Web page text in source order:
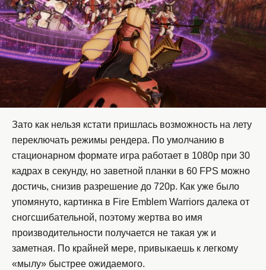
Зато как нельзя кстати пришлась возможность на лету
переключать режимы рендера. По умолчанию в
стационарном формате игра работает в 1080p при 30
кадрах в секунду, но заветной планки в 60 FPS можно
достичь, снизив разрешение до 720p. Как уже было
упомянуто, картинка в Fire Emblem Warriors далека от
сногсшибательной, поэтому жертва во имя
производительности получается не такая уж и
заметная. По крайней мере, привыкаешь к легкому
«мылу» быстрее ожидаемого.